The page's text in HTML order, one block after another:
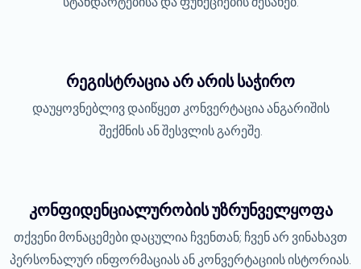
რეგისტრაცია არ არის საჭირო
დაუყოვნებლივ დაიწყეთ კონვერტაცია ანგარიშის
შექმნის ან შესვლის გარეშე.
კონფიდენციალურობის უზრუნველყოფა
თქვენი მონაცემები დაცულია ჩვენთან; ჩვენ არ ვინახავთ
პერსონალურ ინფორმაციას ან კონვერტაციის ისტორიას.